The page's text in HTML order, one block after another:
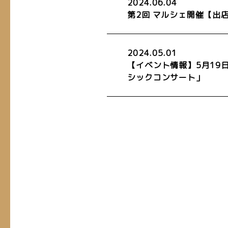
2024.06.04
第2回 マルシェ開催【出
2024.05.01
【イベント情報】5月19
シックコンサート」